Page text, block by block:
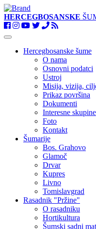
HERCEGBOSANSKE
Toggle
navigationHercegbosanske šume
O nama
Osnovni podatci
Ustroj
Misija, vizija,
Prikaz površina
Dokumenti
Interesne skupine
Foto
Kontakt
Šumarije
Bos. Grahovo
Glamoč
Drvar
Kupres
Livno
Tomislavgrad
Rasadnik "Pržine"
O rasadniku
Hortikultura
Šumski sadni